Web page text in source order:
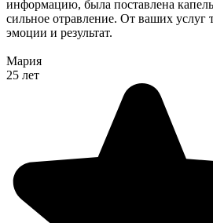
информацию, была поставлена
сильное отравление. От ваших услуг
эмоции и результат.
Мария
25 лет